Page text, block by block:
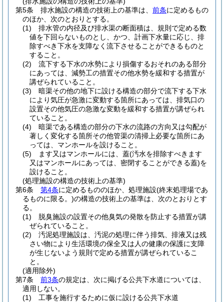
第5条
排水施設の構造の技術上の基準は、 前条に定めるもの
のほか、次のとおりとする。
(1)
排水管の内径及び排水渠の断面積は、規則で定める数
値を下回らないものとし、かつ、計画下水量に応じ、排
除すべき下水を支障なく流下させることができるものと
すること。
(2)
流下する下水の水勢により損傷するおそれのある部分
にあっては、減勢工の措置その他水勢を緩和する措置が
講ぜられていること。
(3)
暗渠その他の地下に設ける構造の部分で流下する下水
により気圧が急激に変動する箇所にあっては、排気口の
設置その他気圧の急激な変動を緩和する措置が講ぜられ
ていること。
(4)
暗渠である構造の部分の下水の流路の方向又は勾配が
著しく変化する箇所その他管渠の清掃上必要な箇所にあ
っては、マンホールを設けること。
(5)
ます又はマンホールには、蓋(汚水を排除すべきます
又はマンホールにあっては、密閉することができる蓋)を
設けること。
(処理施設の構造の技術上の基準)
第6条
第4条に定めるもののほか、処理施設(終末処理場であ
るものに限る。)の構造の技術上の基準は、次のとおりとす
る。
(1)
脱臭施設の設置その他臭気の発散を防止する措置が講
ぜられていること。
(2)
汚泥処理施設は、汚泥の処理に伴う排気、排液又は残
さい物により生活環境の保全又は人の健康の保護に支障
が生じないよう規則で定める措置が講ぜられているこ
と。
(適用除外)
第7条
前3条の規定は、次に掲げる公共下水道については、
適用しない。
(1)
工事を施行するために仮に設ける公共下水道